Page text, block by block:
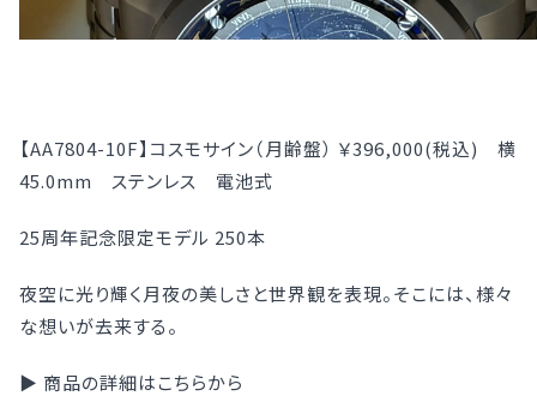
【AA7804-10F】コスモサイン（月齢盤） ￥396,000(税込) 横
45.0mm ステンレス 電池式
25周年記念限定モデル 250本
夜空に光り輝く月夜の美しさと世界観を表現。そこには、様々
な想いが去来する。
▶ 商品の詳細はこちらから